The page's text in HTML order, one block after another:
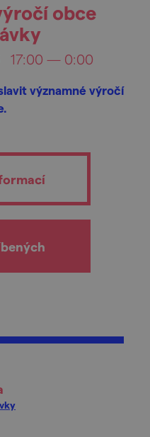
obce
17:00 — 0:00
významné výročí